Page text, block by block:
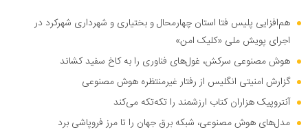
هم‌افزایی پلیس فتا استان چهارمحال و بختیاری و شهرداری شهرکرد در
اجرای پویش ملی «کلیک امن»
هوش مصنوعی سرکش، غول‌های فناوری را به کاخ سفید کشاند
گزارش امنیتی انگلیس از رفتار غیرمنتظره هوش مصنوعی
آنتروپیک هزاران کتاب ارزشمند را تکه‌تکه می‌کند
مدل‌های هوش مصنوعی، شبکه برق جهان را تا مرز فروپاشی برد